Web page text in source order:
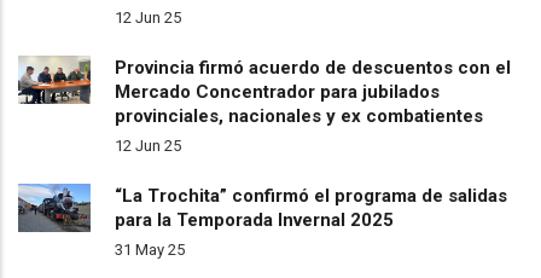
12 Jun 25
Provincia firmó acuerdo de descuentos con el
Mercado Concentrador para jubilados
provinciales, nacionales y ex combatientes
12 Jun 25
“La Trochita” confirmó el programa de salidas
para la Temporada Invernal 2025
31 May 25